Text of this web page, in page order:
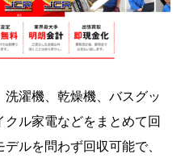
濯機、乾燥機、バスグッ
ル家電などをまとめて回
ルを問わず回収可能で、